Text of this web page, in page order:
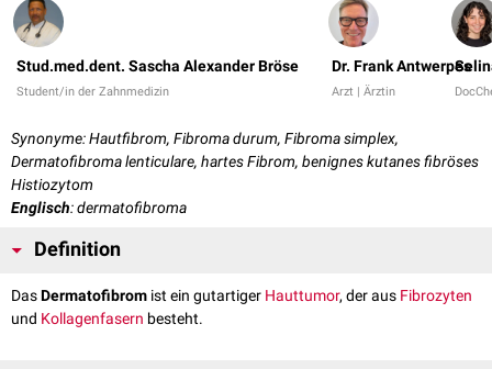
Stud.med.dent. Sascha Alexander Bröse
Student/in der Zahnmedizin
Dr. Frank Antwerpes
Arzt | Ärztin
Synonyme: Hautfibrom, Fibroma durum, Fibroma simplex,
Dermatofibroma lenticulare, hartes Fibrom, benignes kutanes fibröses
Histiozytom
Englisch: dermatofibroma
Definition
DasDermatofibrom ist ein gutartiger Hauttumor, der aus Fibrozyten
und Kollagenfasern besteht.